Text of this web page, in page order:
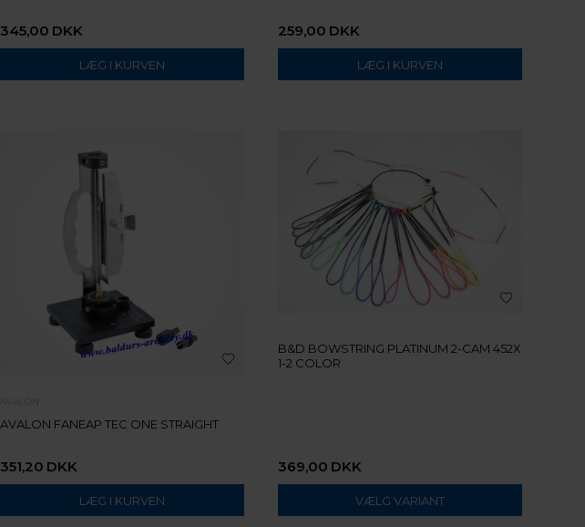
345,00 DKK 259,00 DKK
AVALON FANEAP TEC ONE STRAIGHT
351,20 DKK
B&D BOWSTRING PLATINUM 2-CAM 452X
1-2 COLOR
369,00 DKK
VÆLG VARIANT